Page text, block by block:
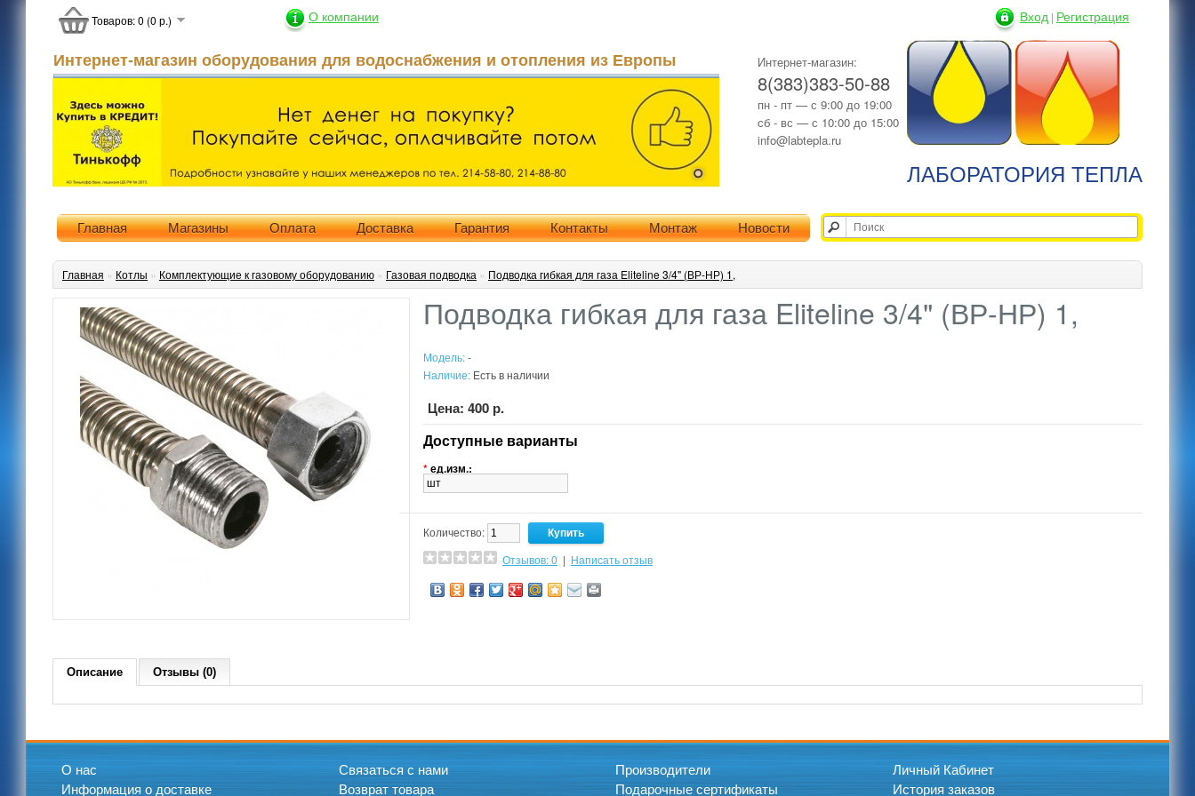
ЛАБОРАТОРИЯ ТЕПЛА
Интернет-магазин:
8(383)383-50-88
пн - пт — с 9:00 до 19:00
сб - вс — с 10:00 до 15:00
info@labtepla.ru
О компании
Интернет-магазин оборудования для водоснабжения и отопления из Европы
Товаров: 0 (0 р.) Вход | Регистрация
Главная Магазины Оплата Доставка Гарантия Контакты Монтаж Новости
Главная » Котлы » Комплектующие к газовому оборудованию » Газовая подводка » Подводка гибкая для газа Eliteline 3/4" (ВР-НР) 1,
Подводка гибкая для газа Eliteline 3/4" (ВР-НР) 1,
Модель:-
Наличие: Есть в наличии
Цена: 400 р.
Доступные варианты
*ед.изм.:
Количество:
Отзывов: 0 | Написать отзыв
Описание Отзывы (0)
О нас
Информация о доставке
Связаться с нами
Возврат товара
Производители
Подарочные сертификаты
Личный Кабинет
История заказов